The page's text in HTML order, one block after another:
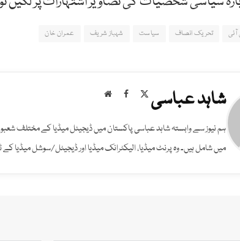
آئی تحریک انصاف سیاست شہباز شریف عمران خان
شاہد عباسی WebsiteFacebook
ہم نیوز سے وابستہ شاہد عباسی پاکستان میں ڈیجیٹل میڈیا کے مختلف
میں شامل ہیں۔ وہ پرنٹ میڈیا، الیکٹرانک میڈیا اور ڈیجیٹل/سوشل میڈیا کے